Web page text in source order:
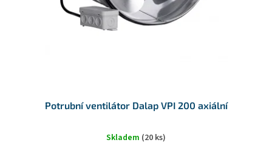
Potrubní ventilátor Dalap VPI 200 axiální
Skladem (20 ks)